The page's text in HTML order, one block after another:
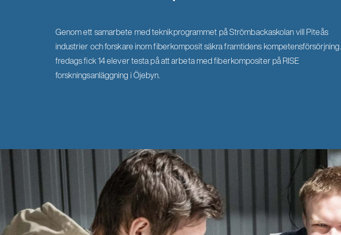
Genom ett samarbete med teknikprogrammet på Strömbackaskolan vill Piteås
industrier och forskare inom fiberkomposit säkra framtidens kompetensförsörjning. I
fredags fick 14 elever testa på att arbeta med fiberkompositer på RISE
forskningsanläggning i Öjebyn.